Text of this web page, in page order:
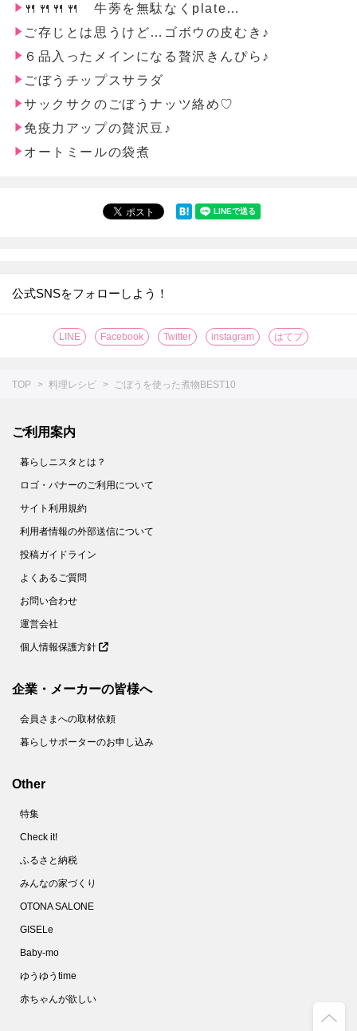
🍴🍴🍴🍴 牛蒡を無駄なくplate…
ご存じとは思うけど…ゴボウの皮むき♪
６品入ったメインになる贅沢きんぴら♪
ごぼうチップスサラダ
サックサクのごぼうナッツ絡め♡
免疫力アップの贅沢豆♪
オートミールの袋煮
公式SNSをフォローしよう！
LINE Facebook Twitter instagram はてブ
TOP 料理レシピ ごぼうを使った煮物BEST10
ご利用案内
暮らしニスタとは？
ロゴ・バナーのご利用について
サイト利用規約
利用者情報の外部送信について
投稿ガイドライン
よくあるご質問
お問い合わせ
運営会社
個人情報保護方針
企業・メーカーの皆様へ
会員さまへの取材依頼
暮らしサポーターのお申し込み
Other
特集
Check it!
ふるさと納税
みんなの家づくり
OTONA SALONE
GISELe
Baby-mo
ゆうゆうtime
赤ちゃんが欲しい